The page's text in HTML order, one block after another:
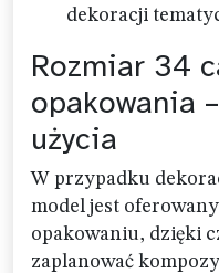
dekoracji
Rozmiar 34
opakowania
użycia
W przypadku
model jest
opakowaniu, dzięki
zaplanować